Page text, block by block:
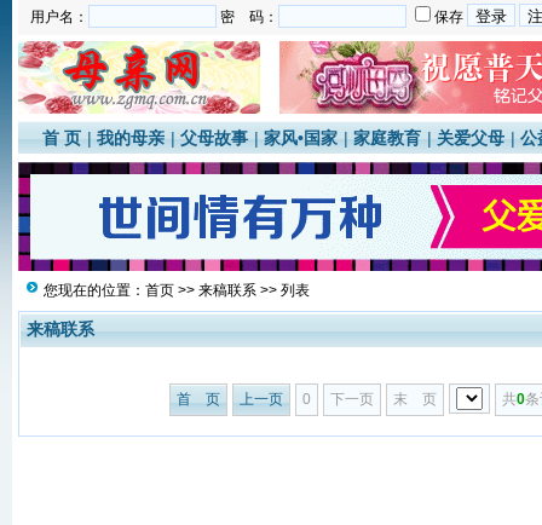
用户名： 密 码： 保存
首 页 |我的母亲 |父母故事 |家风•国家 |家庭教育 |关爱父母 |公
您现在的位置： 首页 >> 来稿联系 >> 列表
来稿联系
首 页 上一页 0 下一页 末 页 共0